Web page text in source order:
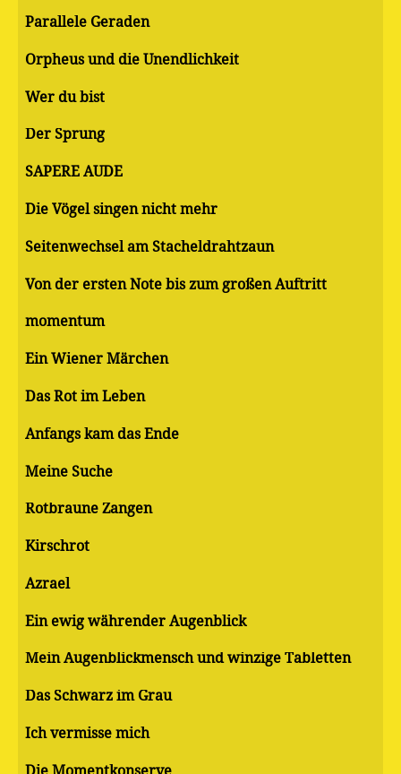
Parallele Geraden
Orpheus und die Unendlichkeit
Wer du bist
Der Sprung
SAPERE AUDE
Die Vögel singen nicht mehr
Seitenwechsel am Stacheldrahtzaun
Von der ersten Note bis zum großen Auftritt
momentum
Ein Wiener Märchen
Das Rot im Leben
Anfangs kam das Ende
Meine Suche
Rotbraune Zangen
Kirschrot
Azrael
Ein ewig währender Augenblick
Mein Augenblickmensch und winzige Tabletten
Das Schwarz im Grau
Ich vermisse mich